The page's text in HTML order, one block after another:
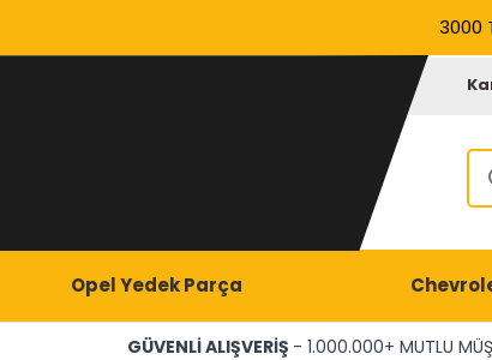
3000
Opel Yedek Parça
GÜVENLİ ALIŞVERİŞ - 1.000.000+ MUTLU